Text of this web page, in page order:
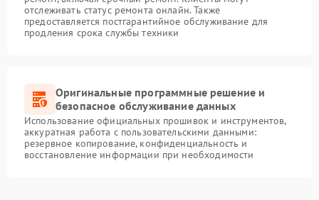
отслеживать статус ремонта онлайн. Также
предоставляется постгарантийное обслуживание для
продления срока службы техники
Оригинальные программные решение и
безопасное обслуживание данных
Использование официальных прошивок и инструментов,
аккуратная работа с пользовательскими данными:
резервное копирование, конфиденциальность и
восстановление информации при необходимости